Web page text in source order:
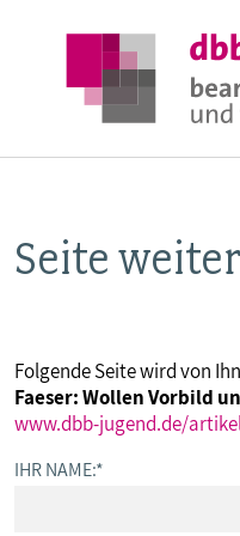
ÜBER DIE DBB
Seite
Folgende Seite wird von
Faeser: Wollen Vorbild
www.dbb-jugend.de/
IHR NAME:*